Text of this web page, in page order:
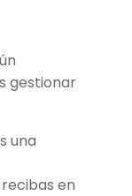
gestionar
una
en